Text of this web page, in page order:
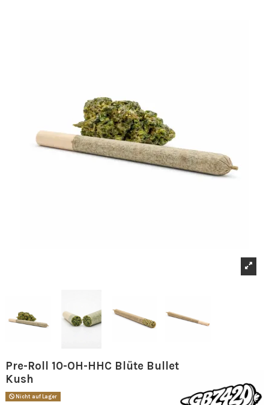
Pre-Roll 10-OH-HHC Blüte Bullet
Kush
Nicht auf Lager